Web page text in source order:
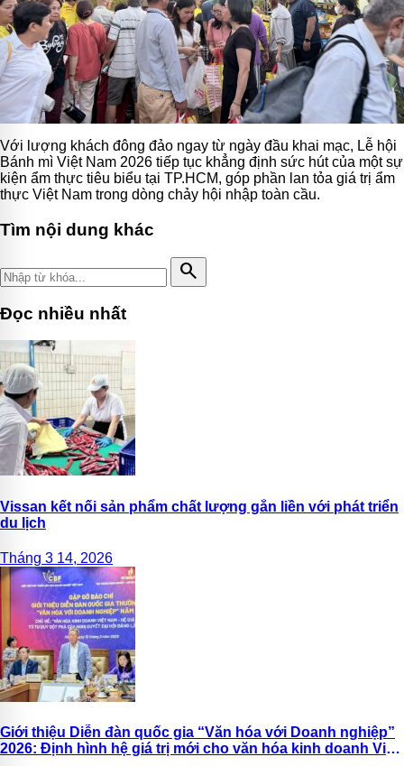
Với lượng khách đông đảo ngay từ ngày đầu khai mạc, Lễ hội
Bánh mì Việt Nam 2026 tiếp tục khẳng định sức hút của một sự
kiện ẩm thực tiêu biểu tại TP.HCM, góp phần lan tỏa giá trị ẩm
thực Việt Nam trong dòng chảy hội nhập toàn cầu.
Tìm nội dung khác
search
Đọc nhiều nhất
Vissan kết nối sản phẩm chất lượng gắn liền với phát triển
du lịch
Tháng 3 14, 2026
Giới thiệu Diễn đàn quốc gia “Văn hóa với Doanh nghiệp”
2026: Định hình hệ giá trị mới cho văn hóa kinh doanh Việt